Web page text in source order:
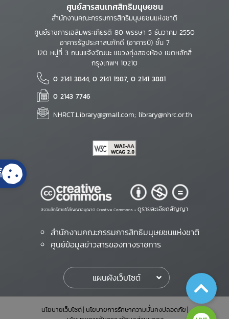
ศูนย์สารสนเทศสิทธิมนุษยชน
สำนักงานคณะกรรมการสิทธิมนุษยชนแห่งชาติ
ศูนย์ราชการเฉลิมพระเกียรติ 80 พรรษา 5 ธันวาคม 2550
อาคารรัฐประศาสนภักดี (อาคารบี) ชั้น 7
120 หมู่ที่ 3 ถนนแจ้งวัฒนะ แขวงทุ่งสองห้อง เขตหลักสี่
กรุงเทพฯ 10210
0 2141 3844, 0 2141 1987, 0 2141 3881
0 2143 7746
NHRCT.Library@gmail.com; library@nhrc.or.th
สงวนสิทธิ์ภายใต้สัญญาอนุญาต Creative Commons • ดูรายละเอียดสัญญา
สำนักงานคณะกรรมการสิทธิมนุษยชนแห่งชาติ
ศูนย์ข้อมูลข่าวสารของทางราชการ
แผนผังเว็บไซต์
นโยบายเว็บไซต์ นโยบายการรักษาความมั่นคงปลอดภัย